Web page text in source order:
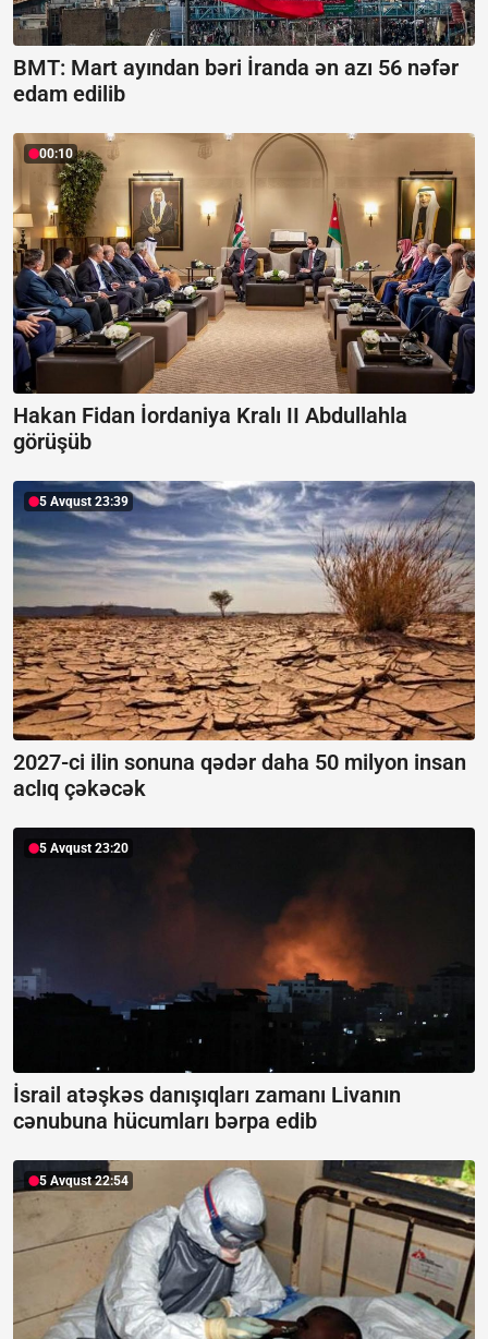
BMT: Mart ayından bəri İranda ən azı 56 nəfər
edam edilib
00:10
Hakan Fidan İordaniya Kralı II Abdullahla
görüşüb
5 Avqust 23:39
2027-ci ilin sonuna qədər daha 50 milyon insan
aclıq çəkəcək
5 Avqust 23:20
İsrail atəşkəs danışıqları zamanı Livanın
cənubuna hücumları bərpa edib
5 Avqust 22:54